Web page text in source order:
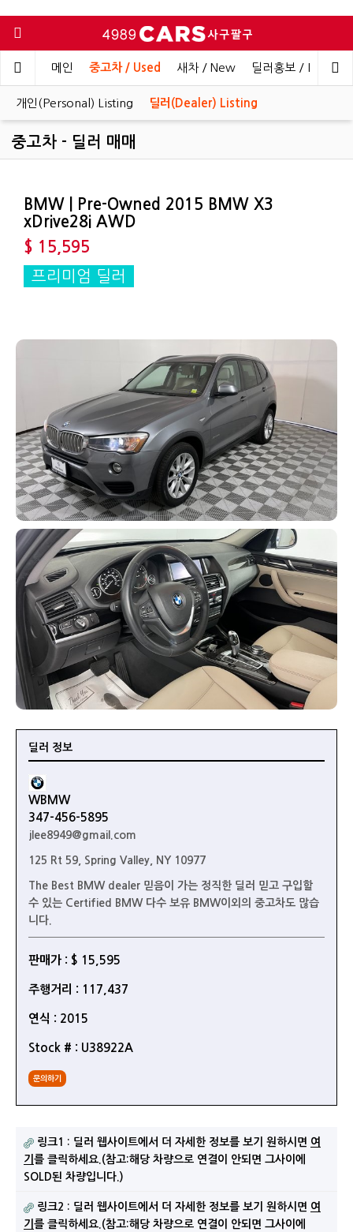
메인 중고차 / Used 새차 / New 딜러홍보 / Dealer
개인(Personal) Listing 딜러(Dealer) Listing
중고차 - 딜러 매매
BMW | Pre-Owned 2015 BMW X3
xDrive28i AWD
$ 15,595
프리미엄 딜러
딜러 정보
WBMW
347-456-5895
jlee8949@gmail.com
125 Rt 59, Spring Valley, NY 10977
The Best BMW dealer 믿음이 가는 정직한 딜러 믿고 구입할
수 있는 Certified BMW 다수 보유 BMW이외의 중고차도 많습
니다.
판매가 : $ 15,595
주행거리 : 117,437
연식 : 2015
Stock # : U38922A
문의하기
링크1 : 딜러 웹사이트에서 더 자세한 정보를 보기 원하시면 여
기 를 클릭하세요.(참고:해당 차량으로 연결이 안되면 그사이에
SOLD된 차량입니다.)
링크2 : 딜러 웹사이트에서 더 자세한 정보를 보기 원하시면 여
기 를 클릭하세요.(참고:해당 차량으로 연결이 안되면 그사이에